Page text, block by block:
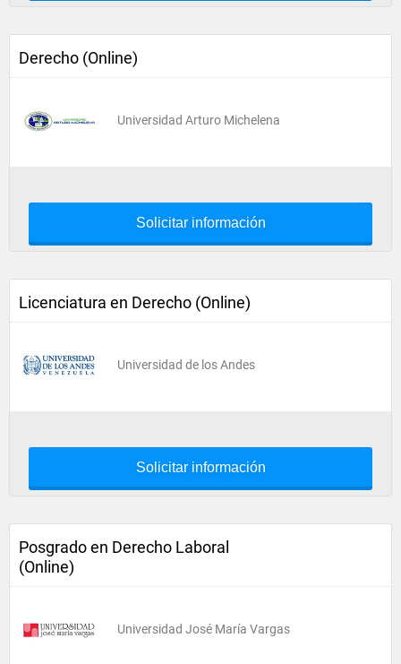
Derecho (Online)
Universidad Arturo Michelena
Solicitar información
Licenciatura en Derecho (Online)
Universidad de los Andes
Solicitar información
Posgrado en Derecho Laboral
(Online)
Universidad José María Vargas